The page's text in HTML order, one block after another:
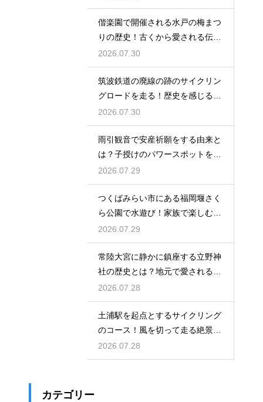
偕楽園で開催される水戸の梅まつ
りの歴史！古くから愛される伝統
の由来
2026.07.30
筑波鉄道の廃線の跡のサイクリン
グロードを走る！歴史を感じる自
転車の旅
2026.07.30
雨引観音で安産祈願をする由来と
は？子授けのパワースポットを徹
底解説
2026.07.29
つくばみらい市にある福岡堰さく
ら公園で水遊び！家族で楽しむ休
日の午後
2026.07.29
常陸大宮に静かに鎮座する立野神
社の歴史とは？地元で愛される信
仰の拠点
2026.07.28
土浦駅を起点とするサイクリング
のコース！風を切って走る絶景ル
ート
2026.07.28
カテゴリー